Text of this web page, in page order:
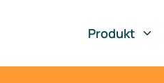
Produkt